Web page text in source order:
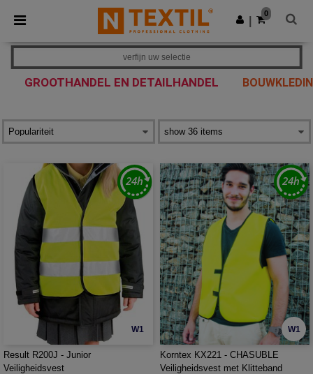
× Ntextil-app
Betere prijzen in de app!
Download app
0
GROOTHANDEL EN DETAILHANDEL
verfijn uw selectie
W1
Result R200J - Junior
Veiligheidsvest
W1
Korntex KX221 - CHASUBLE
Veiligheidsvest met Klitteband